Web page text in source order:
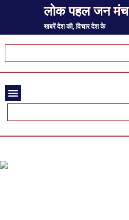
लोक पहल जन मंच
खबरें देश की, विचार देश के